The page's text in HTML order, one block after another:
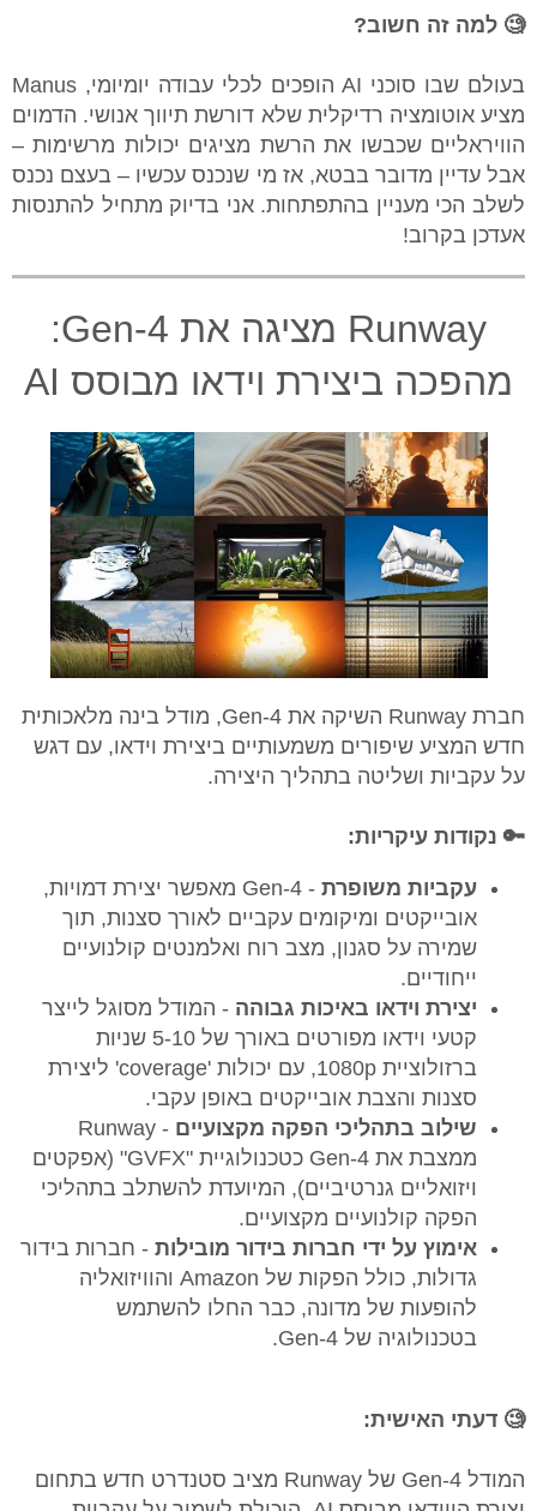
🧐 למה זה חשוב?
בעולם שבו סוכני AI הופכים לכלי עבודה יומיומי, Manus
מציע אוטומציה רדיקלית שלא דורשת תיווך אנושי. הדמוים
הוויראליים שכבשו את הרשת מציגים יכולות מרשימות –
אבל עדיין מדובר בבטא, אז מי שנכנס עכשיו – בעצם נכנס
לשלב הכי מעניין בהתפתחות. אני בדיוק מתחיל להתנסות
אעדכן בקרוב!
Runway מציגה את Gen-4:
מהפכה ביצירת וידאו מבוסס AI
חברת Runway השיקה את Gen-4, מודל בינה מלאכותית
חדש המציע שיפורים משמעותיים ביצירת וידאו, עם דגש
על עקביות ושליטה בתהליך היצירה.​
🔑 נקודות עיקריות:
⁠​עקביות משופרת
- Gen-4 מאפשר יצירת דמויות,
אובייקטים ומיקומים עקביים לאורך סצנות, תוך
שמירה על סגנון, מצב רוח ואלמנטים קולנועיים
ייחודיים. ​
יצירת וידאו באיכות גבוהה - המודל מסוגל לייצר
קטעי וידאו מפורטים באורך של 5-10 שניות
ברזולוציית 1080p, עם יכולות 'coverage' ליצירת
סצנות והצבת אובייקטים באופן עקבי. ​
⁠⁠​שילוב בתהליכי הפקה מקצועיים
- Runway
ממצבת את Gen-4 כטכנולוגיית "GVFX" (אפקטים
ויזואליים גנרטיביים), המיועדת להשתלב בתהליכי
הפקה קולנועיים מקצועיים.
אימוץ על ידי חברות בידור מובילות - ​חברות בידור
גדולות, כולל הפקות של Amazon והוויזואליה
להופעות של מדונה, כבר החלו להשתמש
בטכנולוגיה של Gen-4. ​
🧐 דעתי האישית:
המודל Gen-4 של Runway מציב סטנדרט חדש בתחום